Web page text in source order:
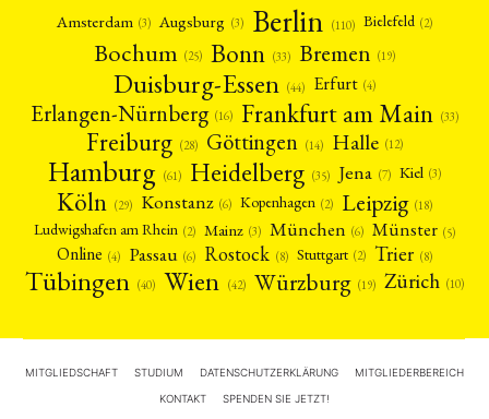
Amsterdam (3) Augsburg (3) Berlin (110) Bielefeld (2)
Bochum (25) Bonn (33) Bremen (19)
Duisburg-Essen (44) Erfurt (4)
Erlangen-Nürnberg (16) Frankfurt am Main (33)
Freiburg (28) Göttingen (14) Halle (12)
Hamburg (61) Heidelberg (35) Jena (7) Kiel (3)
Köln (29) Konstanz (6) Kopenhagen (2) Leipzig (18)
Ludwigshafen am Rhein (2) Mainz (3) München (6) Münster (5)
Online (4) Passau (6) Rostock (8) Stuttgart (2) Trier (8)
Tübingen (40) Wien (42) Würzburg (19) Zürich (10)
MITGLIEDSCHAFT STUDIUM DATENSCHUTZERKLÄRUNG MITGLIEDERBEREICH
KONTAKT SPENDEN SIE JETZT!